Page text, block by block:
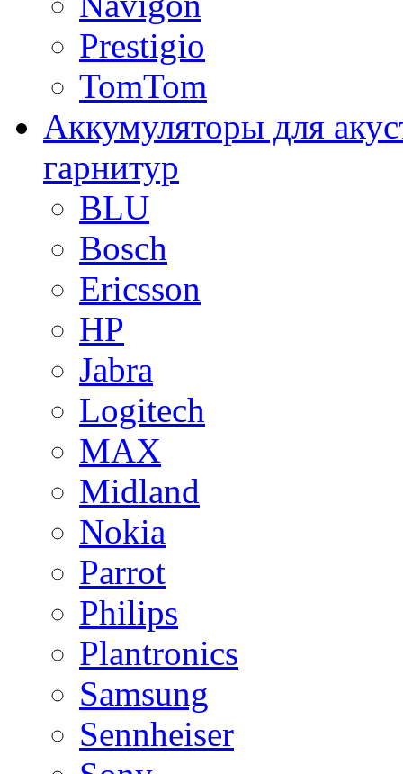
Prestigio
TomTom
Аккумуляторы для
гарнитур
BLU
Bosch
Ericsson
HP
Jabra
Logitech
MAX
Midland
Nokia
Parrot
Philips
Plantronics
Samsung
Sennheiser